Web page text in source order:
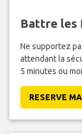
Battre les
Ne supportez
attendant la
5 minutes ou
RESERVE